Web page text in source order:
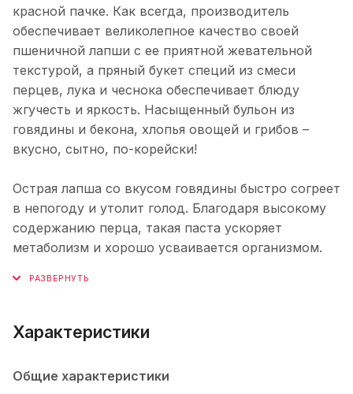
красной пачке. Как всегда, производитель
обеспечивает великолепное качество своей
пшеничной лапши с ее приятной жевательной
текстурой, а пряный букет специй из смеси
перцев, лука и чеснока обеспечивает блюду
жгучесть и яркость. Насыщенный бульон из
говядины и бекона, хлопья овощей и грибов –
вкусно, сытно, по-корейски!
Острая лапша со вкусом говядины быстро согреет
в непогоду и утолит голод. Благодаря высокому
содержанию перца, такая паста ускоряет
метаболизм и хорошо усваивается организмом.
Характеристики
Общие характеристики